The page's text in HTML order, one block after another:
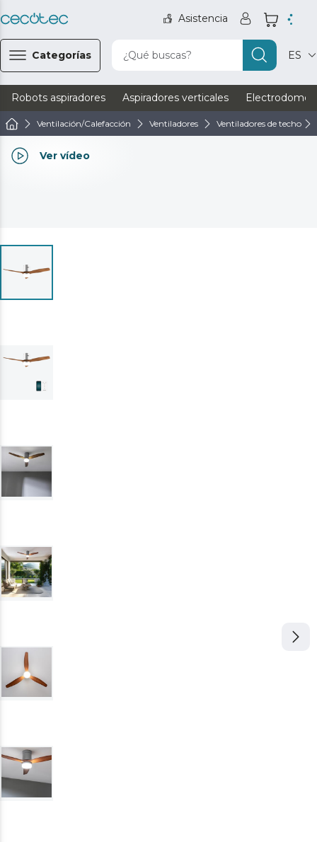
Asistencia
Categorías ¿Qué buscas? ES
Robots aspiradores Aspiradores verticales
Ventilación/Calefacción Ventiladores Ventiladores de techo
Ver vídeo